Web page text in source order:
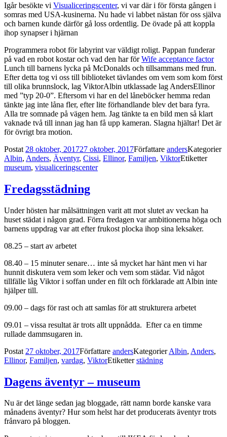
Igår besökte vi Visualiceringscenter, vi var där i för första gången i
somras med USA-kusinerna. Nu hade vi labbet nästan för oss själva
och barnen kunde därför gå loss ordentlig. De övade på att koppla
ihop synapser i hjärnan
Programmera robot för labyrint var väldigt roligt. Pappan funderar
på vad en robot kostar och vad den har förWife acceptance factor
Lunch till barnens lycka på McDonalds och tillsammans med frun.
Efter detta tog vi oss till biblioteket tävlandes om vem som kom först
till olika brunnslock, lag ViktorAlbin utklassade lag AndersEllinor
med ”typ 20-0”. Eftersom vi har en del låneböcker hemma redan
tänkte jag inte låna fler, efter lite förhandlande blev det bara fyra.
Alla tre somnade på vägen hem. Jag tänkte ta en bild men så klart
vaknade två till innan jag han få upp kameran. Slagna hjältar! Det är
för övrigt bra motion.
Postat 28 oktober, 201727 oktober, 2017Författare andersKategorier
Albin, Anders, Äventyr, Cissi, Ellinor, Familjen, ViktorEtiketter
museum, visualiceringscenter
Fredagsstädning
Under hösten har målsättningen varit att mot slutet av veckan ha
huset städat i någon grad. Förra fredagen var ambitionerna höga och
barnens uppdrag var att efter frukost plocka ihop sina leksaker.
08.25 – start av arbetet
08.40 – 15 minuter senare… inte så mycket har hänt men vi har
hunnit diskutera vem som leker och vem som städar. Vid något
tillfälle låg Viktor i soffan under en filt och förklarade att Albin inte
hjälper till.
09.00 – dags för rast och att samlas för att strukturera arbetet
09.01 – vissa resultat är trots allt uppnådda. Efter ca en timme
rullade dammsugaren in.
Postat 27 oktober, 2017Författare andersKategorierAlbin, Anders,
Ellinor, Familjen, vardag, ViktorEtiketterstädning
Dagens äventyr – museum
Nu är det länge sedan jag bloggade, rätt namn borde kanske vara
månadens äventyr? Hur som helst har det producerats äventyr trots
frånvaro på bloggen.